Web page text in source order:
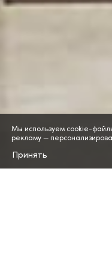
Мы используем cookie-
рекламу —
Принять